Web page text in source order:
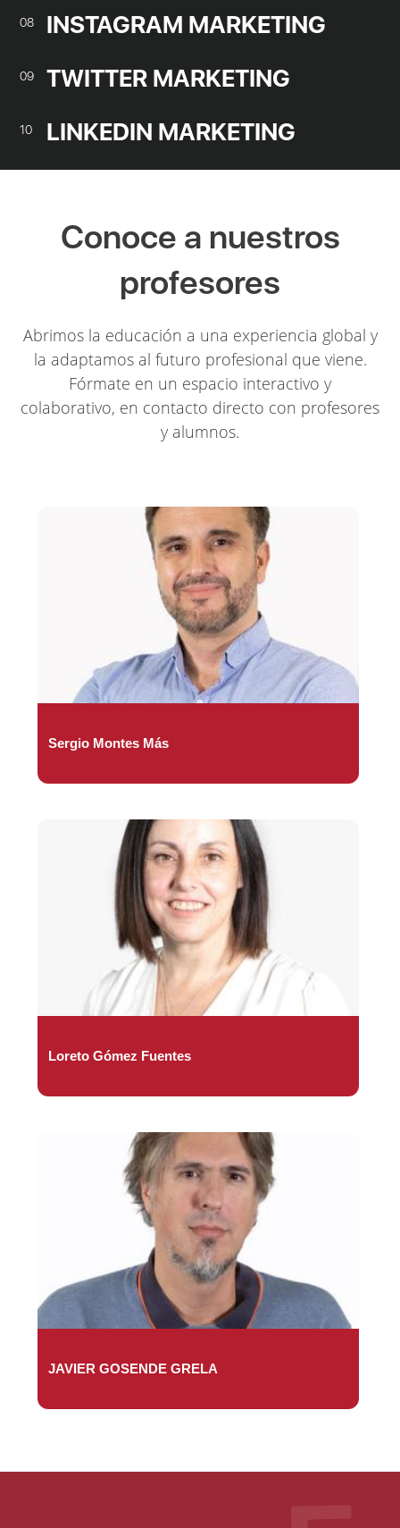
08 INSTAGRAM MARKETING
09 TWITTER MARKETING
10 LINKEDIN MARKETING
Conoce a nuestros
profesores
Abrimos la educación a una experiencia global y
la adaptamos al futuro profesional que viene.
Fórmate en un espacio interactivo y
colaborativo, en contacto directo con profesores
y alumnos.
Sergio Montes Más
Loreto Gómez Fuentes
JAVIER GOSENDE GRELA